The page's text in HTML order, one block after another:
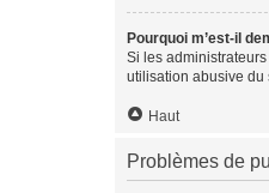
Pourquoi m’est-il
Si les
utilisation abusive du
Haut
Problèmes de